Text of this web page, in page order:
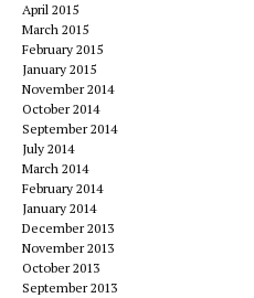
April 2015
March 2015
February 2015
January 2015
November 2014
October 2014
September 2014
July 2014
March 2014
February 2014
January 2014
December 2013
November 2013
October 2013
September 2013